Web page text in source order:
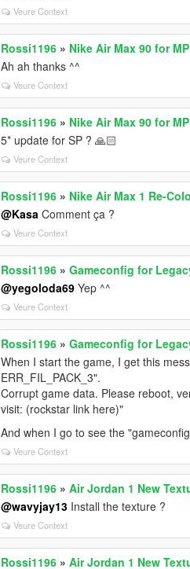
Veure Context
Rossi1196 » Nike Air Max 90 for
Ah ah thanks ^^
Veure Context
Rossi1196 » Nike Air Max 90 for
5* update for SP ? 🙏🏻
Veure Context
Rossi1196 » Nike Air Max 1 Re-
@Kasa Comment ça ?
Veure Context
Rossi1196 »Gameconfig for
@yegoloda69 Yep ^^
Veure Context
Rossi1196 »Gameconfig for
When I start the game, I get this
ERR_FIL_PACK_3".
Corrupt game data. Please reboot,
visit: (rockstar link here)"
And when I go to see the
Veure Context
Rossi1196 »Air Jordan 1 New
@wavyjay13 Install the texture ?
Veure Context
Rossi1196 »Air Jordan 1 New